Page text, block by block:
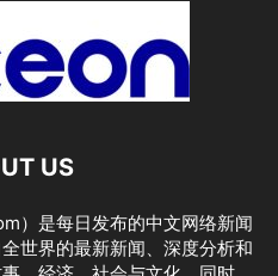
US
）是每日发布的中文网络新闻
世界的最新新闻、深度分析和